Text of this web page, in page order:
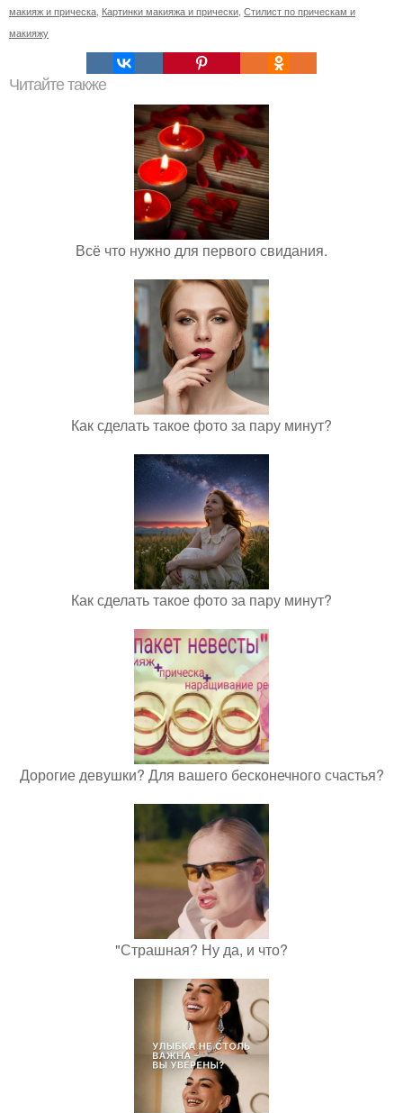
макияж и прическа, Картинки макияжа и прически, Стилист по прическам и
макияжу
Читайте также
Всё что нужно для первого свидания.
Как сделать такое фото за пару минут?
Как сделать такое фото за пару минут?
Дорогие девушки? Для вашего бесконечного счастья?
"Страшная? Ну да, и что?